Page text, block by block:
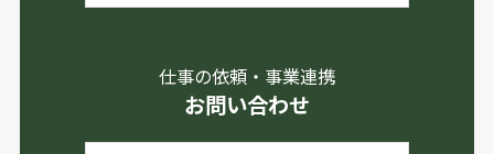
仕事の依頼・事業連携
お問い合わせ